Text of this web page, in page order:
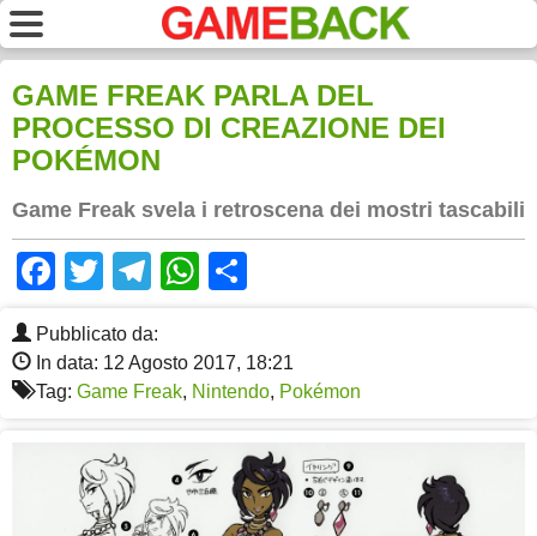
GAME FREAK PARLA DEL
PROCESSO DI CREAZIONE DEI
POKÉMON
Game Freak svela i retroscena dei mostri tascabili
Facebook
TwitterTelegram
WhatsApp
Pubblicato da:
In data: 12 Agosto 2017, 18:21
Tag: Game Freak, Nintendo, Pokémon